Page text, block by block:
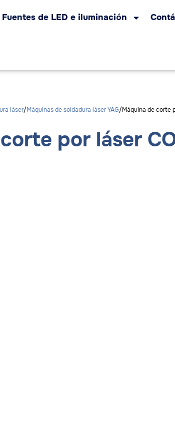
Fuentes de LED e iluminación
láser Máquinas de soldadura láser YAG Máquina de corte
por láser